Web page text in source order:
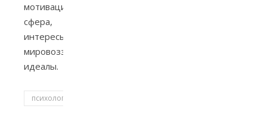
мотивационная
сфера,
интересы,
мировоззрение,
идеалы.
психология